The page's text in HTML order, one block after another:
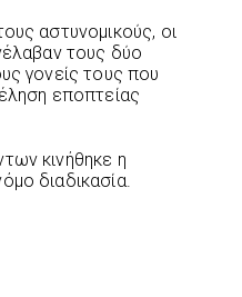
αστυνομικούς, οι
τους δύο
γονείς τους που
εποπτείας
κινήθηκε η
διαδικασία.